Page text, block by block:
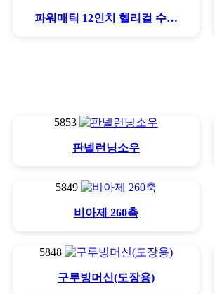
파워매틱 12인치 헬리컬 수…
5853
판넬런닝소우
5849
비아제 260축
5848
구루빙머신(도장용)